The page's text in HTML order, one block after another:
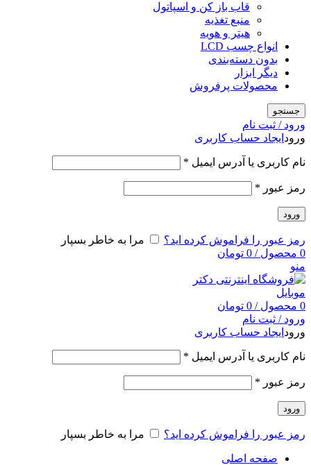
قاب باز کن و اسپاتول
منبع تغذیه
هیتر و هویه
انواع چسب LCD
بدون دسته‌بندی
دیگر ابزار
محصولات پرفروش
جستجو
ورود / ثبت نام
ورود ایجاد حساب کاربری
نام کاربری یا آدرس ایمیل *
رمز عبور *
ورود
رمز عبور را فراموش کرده اید؟
مرا به خاطر بسپار
0 محصول /
0 تومان
منو
0 محصول /
0 تومان
ورود / ثبت نام
ورود ایجاد حساب کاربری
نام کاربری یا آدرس ایمیل *
رمز عبور *
ورود
رمز عبور را فراموش کرده اید؟ مرا به خاطر بسپار
صفحه اصلی